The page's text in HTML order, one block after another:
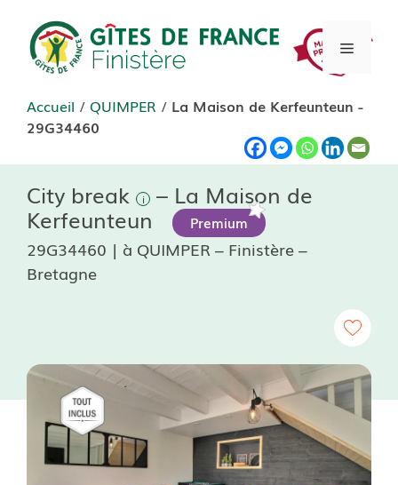
contenu
Menu
Accueil / QUIMPER / La Maison de Kerfeunteun -
29G34460
City break
– La Maison de
Kerfeunteun
Premium
29G34460 | à QUIMPER – Finistère –
Bretagne